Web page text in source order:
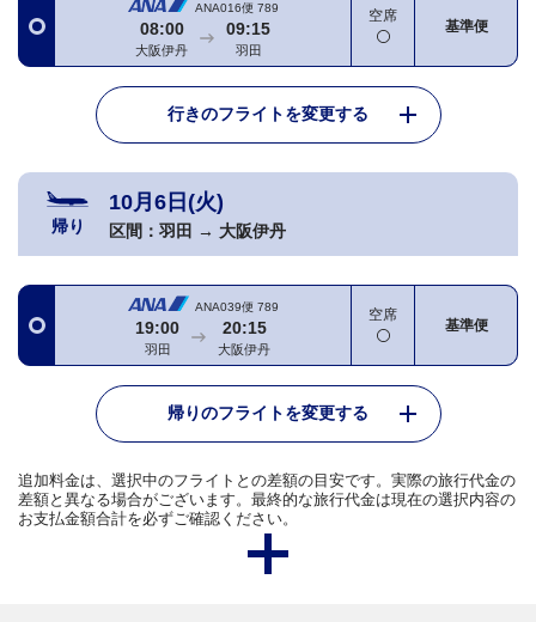
ANA016便 789
08:00
大阪伊丹
09:15
羽田
空席
基準便
行きのフライトを変更する
帰り
10月6日(火)
区間： 羽田 → 大阪伊丹
ANA039便 789
19:00
羽田
20:15
大阪伊丹
空席
基準便
帰りのフライトを変更する
追加料金は、選択中のフライトとの差額の目安です。実際の旅行代金の
差額と異なる場合がございます。最終的な旅行代金は現在の選択内容の
お支払金額合計を必ずご確認ください。